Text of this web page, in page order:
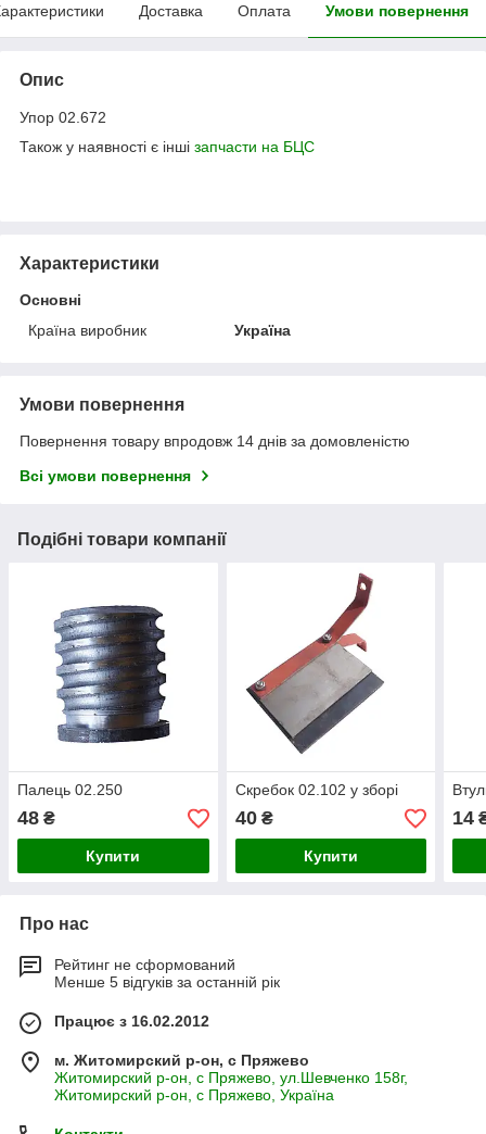
Доставка Оплата Умови повернення
Опис
Упор 02.672
Також у наявності є інші запчасти на БЦС
Характеристики
Основні
Країна виробник
Україна
Умови повернення
Повернення товару впродовж 14 днів за домовленістю
Всі умови повернення
Подібні товари компанії
Палець 02.250
48 ₴
Купити
Скребок 02.102 у зборі
40₴
Купити
14
Про нас
Рейтинг не сформований
Менше 5 відгуків за останній рік
Працює з 16.02.2012
м. Житомирский р-он, с Пряжево
Житомирский р-он, с Пряжево, ул.Шевченко 158г,
Житомирский р-он, с Пряжево, Україна